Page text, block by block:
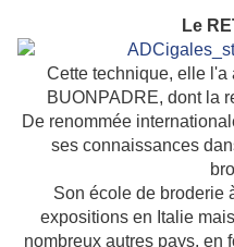
Le
Cette technique, elle
BUONPADRE, dont la
De renommée
ses connaissances
Son école de broderie
expositions en Italie
nombreux autres pays, en